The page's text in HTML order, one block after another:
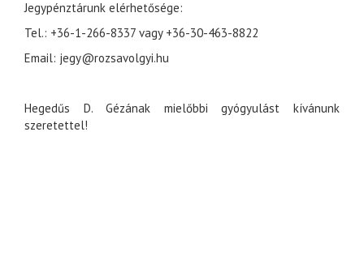
Jegypénztárunk elérhetősége:
Tel.: +36-1-266-8337 vagy +36-30-463-8822
Email: jegy@rozsavolgyi.hu
Hegedűs D. Gézának mielőbbi gyógyulást kívánunk
szeretettel!